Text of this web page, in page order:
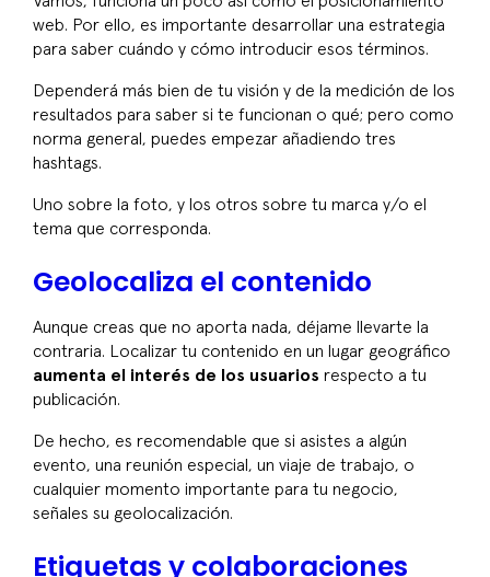
web. Por ello, es importante desarrollar una estrategia
para saber cuándo y cómo introducir esos términos.
Dependerá más bien de tu visión y de la medición de los
resultados para saber si te funcionan o qué; pero como
norma general, puedes empezar añadiendo tres
hashtags.
Uno sobre la foto, y los otros sobre tu marca y/o el
tema que corresponda.
Geolocaliza el contenido
Aunque creas que no aporta nada, déjame llevarte la
contraria. Localizar tu contenido en un lugar geográfico
aumenta el interés de los usuarios respecto a tu
publicación.
De hecho, es recomendable que si asistes a algún
evento, una reunión especial, un viaje de trabajo, o
cualquier momento importante para tu negocio,
señales su geolocalización.
Etiquetas y colaboraciones